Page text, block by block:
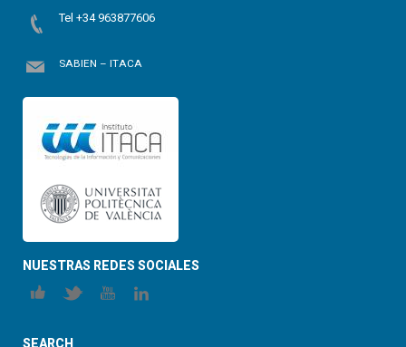
Tel +34 963877606
SABIEN – ITACA
NUESTRAS REDES SOCIALES
SEARCH